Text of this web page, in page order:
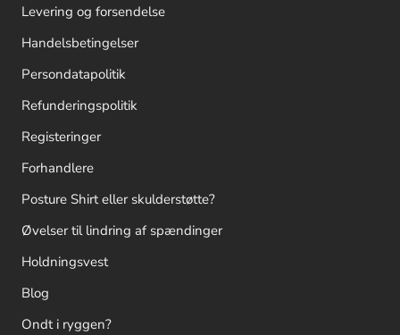
Levering og forsendelse
Handelsbetingelser
Persondatapolitik
Refunderingspolitik
Registeringer
Forhandlere
Posture Shirt eller skulderstøtte?
Øvelser til lindring af spændinger
Holdningsvest
Blog
Ondt i ryggen?